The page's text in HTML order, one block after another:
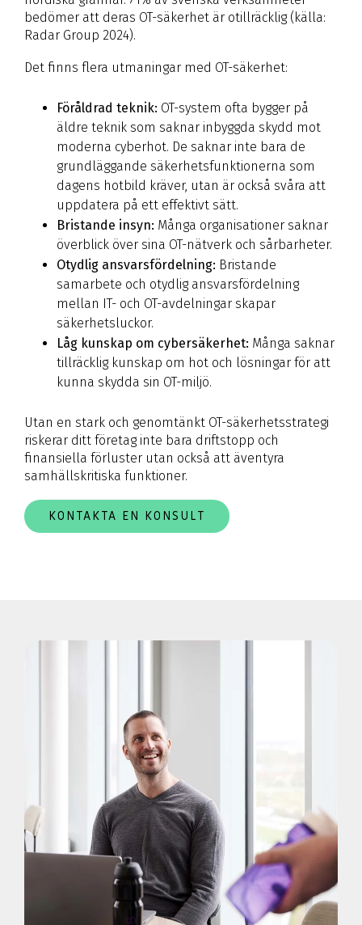
bedömer att deras OT-säkerhet är otillräcklig (källa:
Radar Group 2024).
Det finns flera utmaningar med OT-säkerhet:
Föråldrad teknik: OT-system ofta bygger på
äldre teknik som saknar inbyggda skydd mot
moderna cyberhot. De saknar inte bara de
grundläggande säkerhetsfunktionerna som
dagens hotbild kräver, utan är också svåra att
uppdatera på ett effektivt sätt.
Bristande insyn: Många organisationer saknar
överblick över sina OT-nätverk och sårbarheter.
Otydlig ansvarsfördelning: Bristande
samarbete och otydlig ansvarsfördelning
mellan IT- och OT-avdelningar skapar
säkerhetsluckor.
Låg kunskap om cybersäkerhet: Många saknar
tillräcklig kunskap om hot och lösningar för att
kunna skydda sin OT-miljö.
Utan en stark och genomtänkt OT-säkerhetsstrategi
riskerar ditt företag inte bara driftstopp och
finansiella förluster utan också att äventyra
samhällskritiska funktioner.
KONTAKTA EN KONSULT